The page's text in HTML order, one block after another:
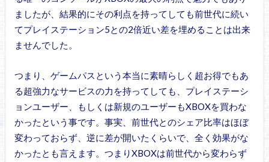
ましたが、結果的にその利点を持ってしても前世代に続い
てプレイステーション5との2倍近い差を埋めることは出来
ませんでした。
つまり、ゲームパスという本当に素晴らしく超お得でもあ
る超強力なサービスの力を持ってしても、プレイステーシ
ョンユーザー、もしくは新規のユーザーもXBOXを買わな
かったという事です。事実、前世代とのシェア比率はほぼ
変わっておらず、逆に差が開いたくらいで、全く効果がな
かったとも言えます。つまりXBOXは前世代から変わらず